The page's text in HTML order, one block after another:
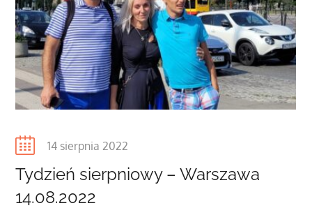
Posted
14 sierpnia 2022
Tydzień sierpniowy – Warszawa
14.08.2022